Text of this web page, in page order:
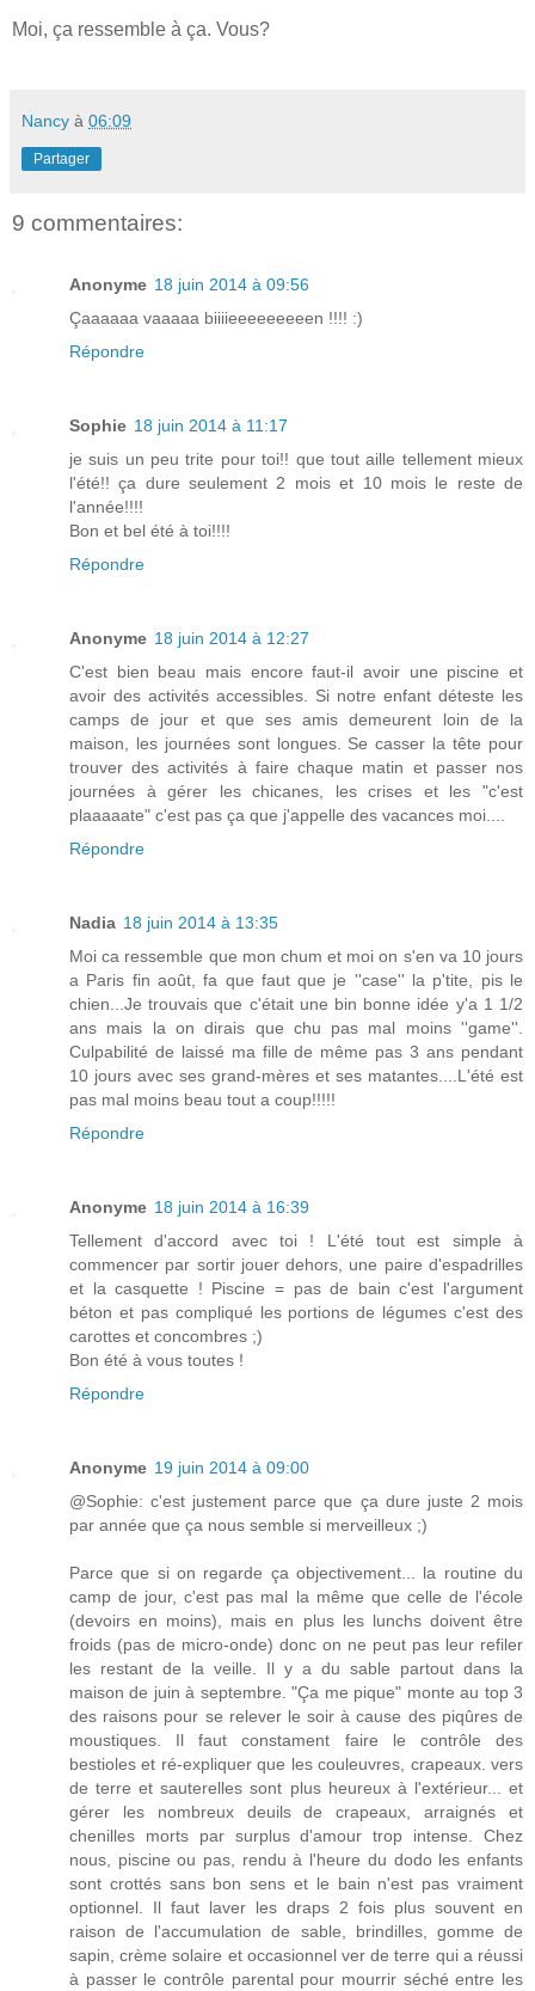
Moi, ça ressemble à ça. Vous?
Nancy à 06:09
Partager
9 commentaires:
Anonyme 18 juin 2014 à 09:56
Çaaaaaa vaaaaa biiiieeeeeeeeen !!!! :)
Répondre
Sophie 18 juin 2014 à 11:17
je suis un peu trite pour toi!! que tout aille tellement mieux
l'été!! ça dure seulement 2 mois et 10 mois le reste de
l'année!!!!
Bon et bel été à toi!!!!
Répondre
Anonyme 18 juin 2014 à 12:27
C'est bien beau mais encore faut-il avoir une piscine et
avoir des activités accessibles. Si notre enfant déteste les
camps de jour et que ses amis demeurent loin de la
maison, les journées sont longues. Se casser la tête pour
trouver des activités à faire chaque matin et passer nos
journées à gérer les chicanes, les crises et les "c'est
plaaaaate" c'est pas ça que j'appelle des vacances moi....
Répondre
Nadia 18 juin 2014 à 13:35
Moi ca ressemble que mon chum et moi on s'en va 10 jours
a Paris fin août, fa que faut que je ''case'' la p'tite, pis le
chien...Je trouvais que c'était une bin bonne idée y'a 1 1/2
ans mais la on dirais que chu pas mal moins ''game''.
Culpabilité de laissé ma fille de même pas 3 ans pendant
10 jours avec ses grand-mères et ses matantes....L'été est
pas mal moins beau tout a coup!!!!!
Répondre
Anonyme 18 juin 2014 à 16:39
Tellement d'accord avec toi ! L'été tout est simple à
commencer par sortir jouer dehors, une paire d'espadrilles
et la casquette ! Piscine = pas de bain c'est l'argument
béton et pas compliqué les portions de légumes c'est des
carottes et concombres ;)
Bon été à vous toutes !
Répondre
Anonyme 19 juin 2014 à 09:00
@Sophie: c'est justement parce que ça dure juste 2 mois
par année que ça nous semble si merveilleux ;)
Parce que si on regarde ça objectivement... la routine du
camp de jour, c'est pas mal la même que celle de l'école
(devoirs en moins), mais en plus les lunchs doivent être
froids (pas de micro-onde) donc on ne peut pas leur refiler
les restant de la veille. Il y a du sable partout dans la
maison de juin à septembre. "Ça me pique" monte au top 3
des raisons pour se relever le soir à cause des piqûres de
moustiques. Il faut constament faire le contrôle des
bestioles et ré-expliquer que les couleuvres, crapeaux. vers
de terre et sauterelles sont plus heureux à l'extérieur... et
gérer les nombreux deuils de crapeaux, arraignés et
chenilles morts par surplus d'amour trop intense. Chez
nous, piscine ou pas, rendu à l'heure du dodo les enfants
sont crottés sans bon sens et le bain n'est pas vraiment
optionnel. Il faut laver les draps 2 fois plus souvent en
raison de l'accumulation de sable, brindilles, gomme de
sapin, crème solaire et occasionnel ver de terre qui a réussi
à passer le contrôle parental pour mourrir séché entre les